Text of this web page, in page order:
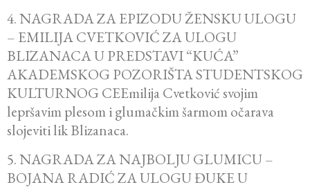
4. NAGRADA ZA EPIZODU ŽENSKU ULOGU
– EMILIJA CVETKOVIĆ ZA ULOGU
BLIZANACA U PREDSTAVI “KUĆA”
AKADEMSKOG POZORIŠTA STUDENTSKOG
KULTURNOG CEEmilija Cvetković svojim
lepršavim plesom i glumačkim šarmom očarava
slojeviti lik Blizanaca.
5. NAGRADA ZA NAJBOLJU GLUMICU –
BOJANA RADIĆ ZA ULOGU ĐUKE U